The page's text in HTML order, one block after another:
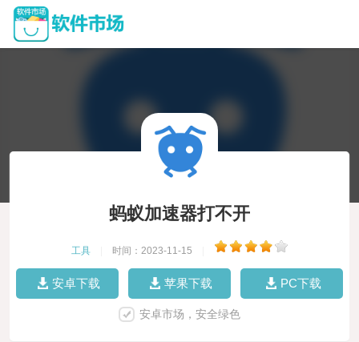
蚂蚁加速器打不开
工具 时间：2023-11-15
安卓下载 苹果下载 PC下载
安卓市场，安全绿色